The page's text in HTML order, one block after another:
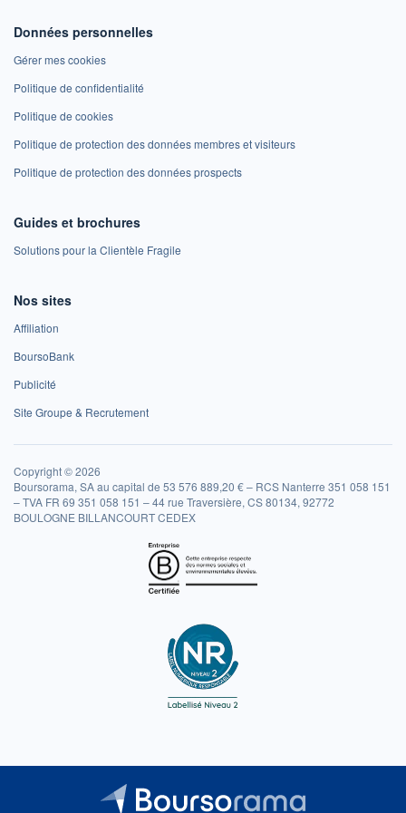
Données personnelles
Gérer mes cookies
Politique de confidentialité
Politique de cookies
Politique de protection des données membres et visiteurs
Politique de protection des données prospects
Guides et brochures
Solutions pour la Clientèle Fragile
Nos sites
Affiliation
BoursoBank
Publicité
Site Groupe & Recrutement
Copyright © 2026
Boursorama, SA au capital de 53 576 889,20 € – RCS Nanterre 351 058 151
– TVA FR 69 351 058 151 – 44 rue Traversière, CS 80134, 92772
BOULOGNE BILLANCOURT CEDEX